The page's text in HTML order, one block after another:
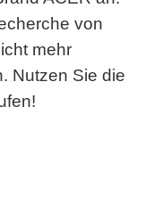
von
mehr
Nutzen Sie die